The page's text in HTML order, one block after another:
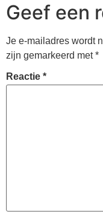
Geef een
Je e-mailadres wordt
zijn gemarkeerd met*
Reactie *